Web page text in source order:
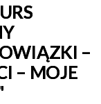
–
– MOJE